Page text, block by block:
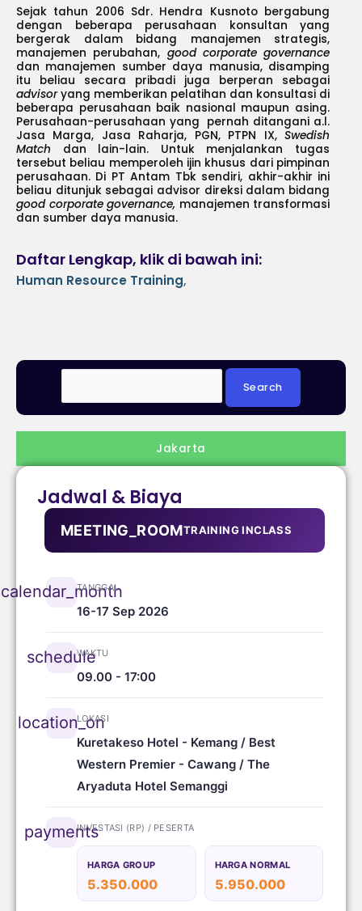
Sejak tahun 2006 Sdr. Hendra Kusnoto bergabung
dengan beberapa perusahaan konsultan yang
bergerak dalam bidang manajemen strategis,
manajemen perubahan, good corporate governance
dan manajemen sumber daya manusia, disamping
itu beliau secara pribadi juga berperan sebagai
advisoryang memberikan pelatihan dan konsultasi di
beberapa perusahaan baik nasional maupun asing.
Perusahaan-perusahaan yang pernah ditangani a.l.
Jasa Marga, Jasa Raharja, PGN, PTPN IX, Swedish
Match dan lain-lain. Untuk menjalankan tugas
tersebut beliau memperoleh ijin khusus dari pimpinan
perusahaan. Di PT Antam Tbk sendiri, akhir-akhir ini
beliau ditunjuk sebagai advisor direksi dalam bidang
good corporate governance, manajemen transformasi
dan sumber daya manusia.
Daftar Lengkap, klik di bawah ini:
Human Resource Training,
Jakarta
Jadwal & Biaya
MEETING_ROOMTRAINING INCLASS
calendar_month
TANGGAL
16-17 Sep 2026
schedule
WAKTU
09.00 - 17:00
location_on
LOKASI
Kuretakeso Hotel - Kemang / Best
Western Premier - Cawang / The
Aryaduta Hotel Semanggi
paymentsINVESTASI (RP) / PESERTA
HARGA GROUP
5.350.000
HARGA NORMAL
5.950.000